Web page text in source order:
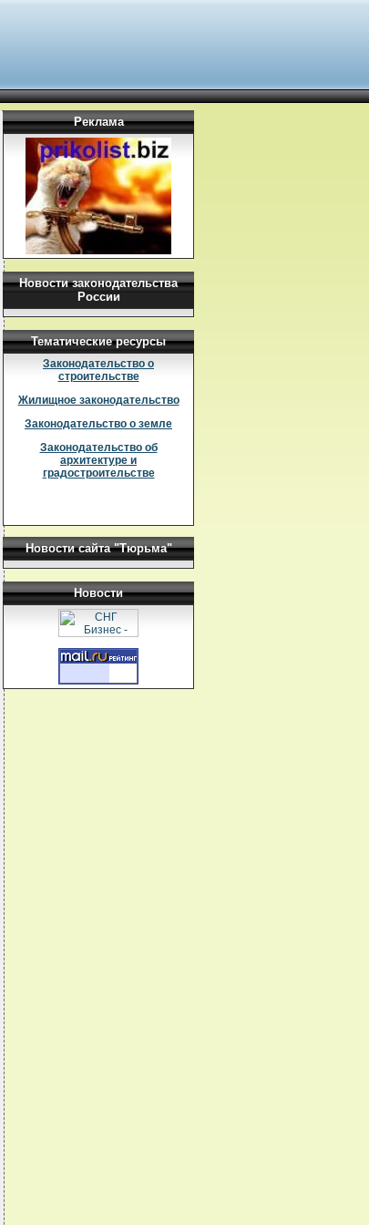
Реклама
Новости законодательства
России
Тематические ресурсы
Законодательство о
строительстве
Жилищное законодательство
Законодательство о земле
Законодательство об
архитектуре и
градостроительстве
Новости сайта "Тюрьма"
Новости